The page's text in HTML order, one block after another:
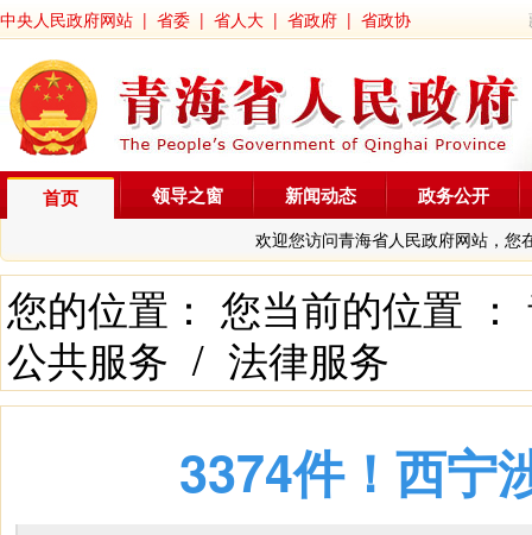
中央人民政府网站 | 省委 | 省人大 | 省政府 | 省政协
首页
欢迎您访问青海省人民政府网站，您
领导之窗 新闻动态 政务公开
您的位置： 您当前的位置 ：
公共服务 / 法律服务
3374件！西宁